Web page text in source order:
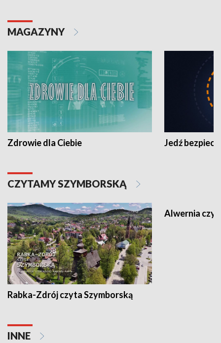
MAGAZYNY
Zdrowie dla Ciebie Jedź
CZYTAMY SZYMBORSKĄ
Rabka-Zdrój czyta Szymborską
Alwernia
INNE